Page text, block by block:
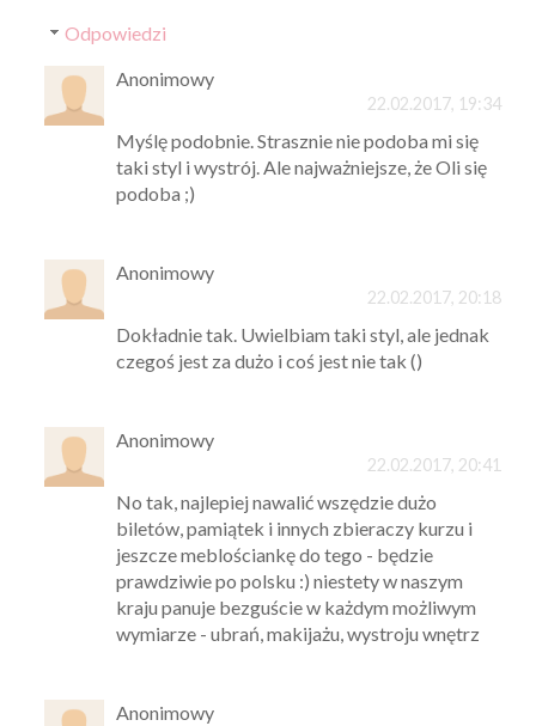
Odpowiedzi
Anonimowy
22.02.2017, 19:34
Myślę podobnie. Strasznie nie podoba mi się
taki styl i wystrój. Ale najważniejsze, że Oli się
podoba ;)
Anonimowy
22.02.2017, 20:18
Dokładnie tak. Uwielbiam taki styl, ale jednak
czegoś jest za dużo i coś jest nie tak ()
Anonimowy
22.02.2017, 20:41
No tak, najlepiej nawalić wszędzie dużo
biletów, pamiątek i innych zbieraczy kurzu i
jeszcze meblościankę do tego - będzie
prawdziwie po polsku :) niestety w naszym
kraju panuje bezguście w każdym możliwym
wymiarze - ubrań, makijażu, wystroju wnętrz
Anonimowy